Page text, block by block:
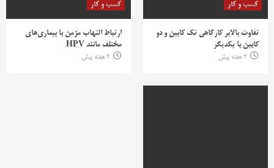
کسب و کار
تفاوت بالابر کارگاهی تک کابین و دو
کابین با یکدیگر
2 هفته پیش
کسب و کار
ارتباط التهاب مزمن با بیماری‌های
مختلف مانند HPV
2 هفته پیش